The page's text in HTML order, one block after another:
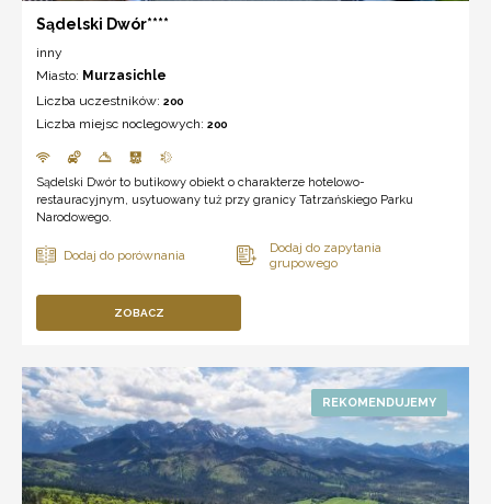
Sądelski Dwór****
inny
Miasto: Murzasichle
Liczba uczestników: 200
Liczba miejsc noclegowych: 200
Sądelski Dwór to butikowy obiekt o charakterze hotelowo-
restauracyjnym, usytuowany tuż przy granicy Tatrzańskiego Parku
Narodowego.
ZOBACZ